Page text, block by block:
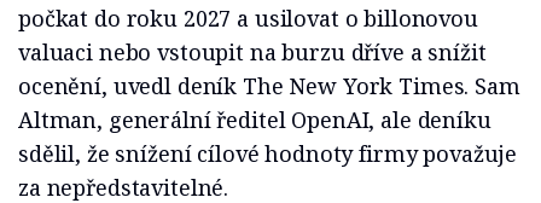
počkat do roku 2027 a usilovat o billonovou
valuaci nebo vstoupit na burzu dříve a snížit
ocenění, uvedl deník The New York Times. Sam
Altman, generální ředitel OpenAI, ale deníku
sdělil, že snížení cílové hodnoty firmy považuje
za nepředstavitelné.